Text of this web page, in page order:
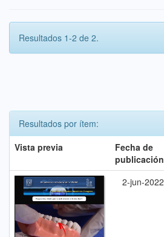
Resultados 1-2 de 2.
Resultados por ítem:
Vista previa
Fecha de
publicación
2-jun-2022